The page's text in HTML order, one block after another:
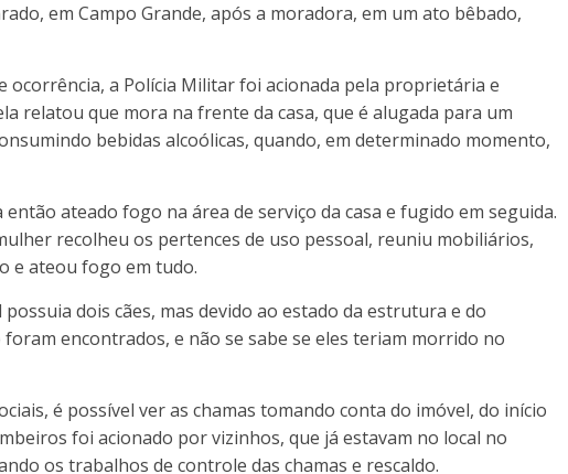
em Campo Grande, após a moradora, em um ato bêbado,
ocorrência, a Polícia Militar foi acionada pela proprietária e
relatou que mora na frente da casa, que é alugada para um
bebidas alcoólicas, quando, em determinado momento,
ateado fogo na área de serviço da casa e fugido em seguida.
recolheu os pertences de uso pessoal, reuniu mobiliários,
e ateou fogo em tudo.
dois cães, mas devido ao estado da estrutura e do
encontrados, e não se sabe se eles teriam morrido no
é possível ver as chamas tomando conta do imóvel, do início
foi acionado por vizinhos, que já estavam no local no
os trabalhos de controle das chamas e rescaldo.